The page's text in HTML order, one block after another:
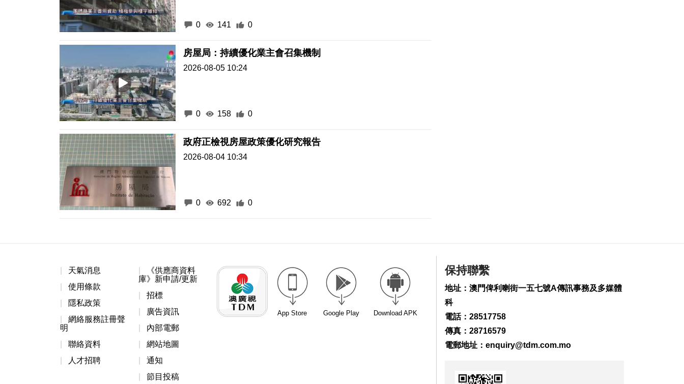
0 141 0
房屋局：持續優化業主會召集機制
2026-08-05 10:24
0 158 0
政府正檢視房屋政策優化研究報告
2026-08-04 10:34
0 692 0
511
0
184
天氣消息
使用條款
隱私政策
網絡服務註冊聲
明
聯絡資料
人才招聘
《供應商資料
庫》新申請/更新
招標
廣告資訊
內部電郵
網站地圖
通知
節目投稿
App Store Google Play Download APK
保持聯繫
地址：澳門俾利喇街一五七號A傳訊事務及多媒體
科
電話：28517758
傳真：28716579
電郵地址： enquiry@tdm.com.mo